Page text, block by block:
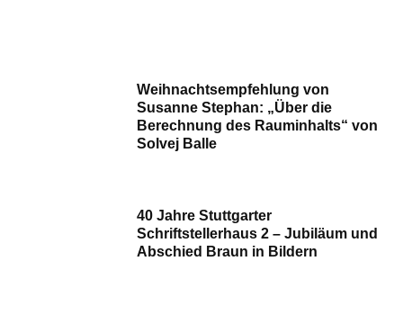
Weihnachtsempfehlung von
Susanne Stephan: „Über die
Berechnung des Rauminhalts“ von
Solvej Balle
40 Jahre Stuttgarter
Schriftstellerhaus 2 – Jubiläum und
Abschied Braun in Bildern